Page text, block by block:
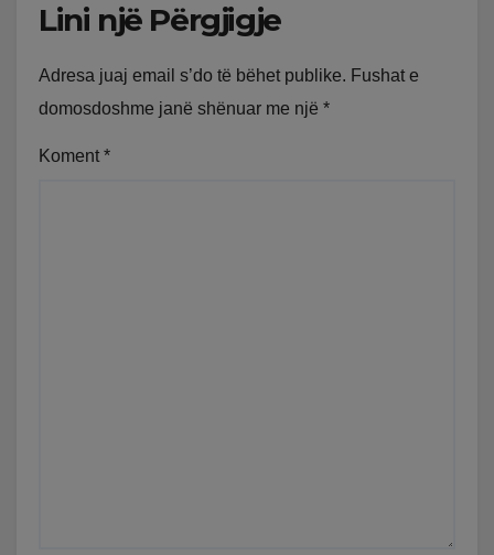
Lini një Përgjigje
Adresa juaj email s’do të bëhet publike. Fushat e
domosdoshme janë shënuar me një *
Koment *